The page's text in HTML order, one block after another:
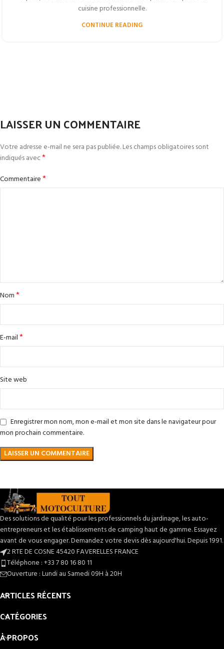
cuisine professionnelle.
CONTINUE READING
LAISSER UN COMMENTAIRE
Votre adresse e-mail ne sera pas publiée.Les champs obligatoires sont
indiqués avec*
Commentaire*
Nom*
E-mail*
Site web
Enregistrer mon nom, mon e-mail et mon site dans le navigateur pour
mon prochain commentaire.
Des solutions de qualité pour les professionnels du jardinage, les auto-
entrepreneurs et les établissements de camping haut de gamme. Essayez
avant de vous engager. Demandez votre devis dès aujourd'hui. Depuis 1991.
2 RTE DE COSNE 45420 FAVERELLES FRANCE
Téléphone : +33 7 80 16 80 11
Ouverture : Lundi au Samedi 09H à 20H
ARTICLES RÉCENTS
CATÉGORIES
À PROPOS